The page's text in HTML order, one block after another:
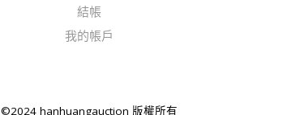
結帳
我的帳戶
©2024 hanhuangauction 版權所有